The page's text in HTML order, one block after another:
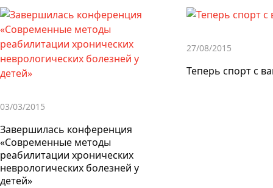
03/03/2015
Завершилась конференция
«Современные методы
реабилитации хронических
неврологических болезней у
детей»
27/08/2015
Теперь спорт с